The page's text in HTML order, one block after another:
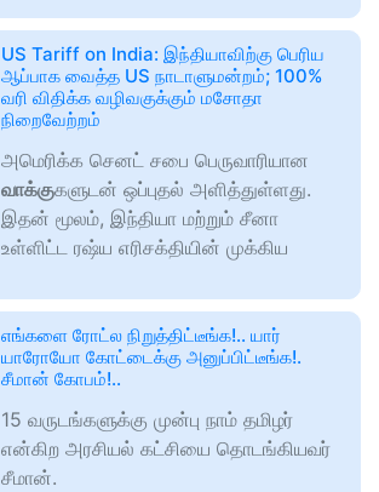
US Tariff on India: இந்தியாவிற்கு பெரிய
ஆப்பாக வைத்த US நாடாளுமன்றம்; 100%
வரி விதிக்க வழிவகுக்கும் மசோதா
நிறைவேற்றம்
அமெரிக்க செனட் சபை பெருவாரியான
வாக்குகளுடன் ஒப்புதல் அளித்துள்ளது.
இதன் மூலம், இந்தியா மற்றும் சீனா
உள்ளிட்ட ரஷ்ய எரிசக்தியின் முக்கிய
எங்களை ரோட்ல நிறுத்திட்டீங்க!.. யார்
யாரோயோ கோட்டைக்கு அனுப்பிட்டீங்க!.
சீமான் கோபம்!..
15 வருடங்களுக்கு முன்பு நாம் தமிழர்
என்கிற அரசியல் கட்சியை தொடங்கியவர்
சீமான்.